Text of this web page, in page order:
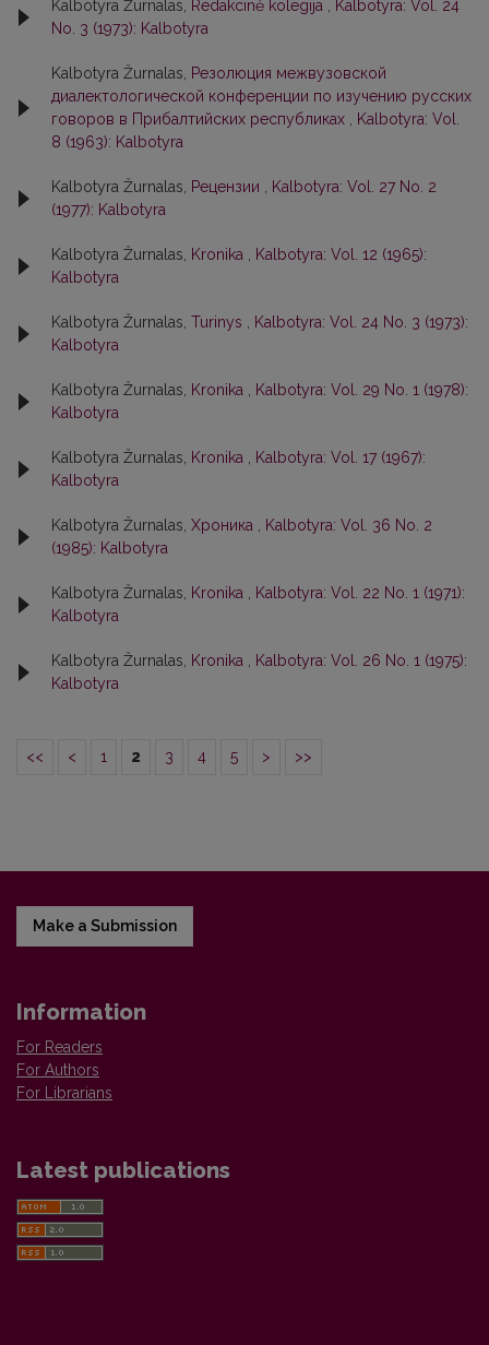
Kalbotyra Žurnalas, Redakcinė kolegija
Kalbotyra: Vol. 24
No. 3 (1973): Kalbotyra
Kalbotyra Žurnalas,
Резолюция межвузовской
диалектологической конференции по изучению русских
говоров в Прибалтийских республиках
Kalbotyra: Vol.
8 (1963): Kalbotyra
Kalbotyra Žurnalas, Рецензии
Kalbotyra: Vol. 27 No. 2
(1977): Kalbotyra
Kalbotyra Žurnalas, Kronika
Kalbotyra: Vol. 12 (1965):
Kalbotyra
Kalbotyra Žurnalas, Turinys
Kalbotyra: Vol. 24 No. 3 (1973):
Kalbotyra
Kalbotyra Žurnalas, Kronika
Kalbotyra: Vol. 29 No. 1 (1978):
Kalbotyra
Kalbotyra Žurnalas, Kronika
Kalbotyra: Vol. 17 (1967):
Kalbotyra
Kalbotyra Žurnalas, Хроника
Kalbotyra: Vol. 36 No. 2
(1985): Kalbotyra
Kalbotyra Žurnalas, Kronika
Kalbotyra: Vol. 22 No. 1 (1971):
Kalbotyra
Kalbotyra Žurnalas, Kronika
Kalbotyra: Vol. 26 No. 1 (1975):
Kalbotyra
<< < 1 2 3 4 5 > >>
Make a Submission
Information
For Readers
For Authors
For Librarians
Latest publications